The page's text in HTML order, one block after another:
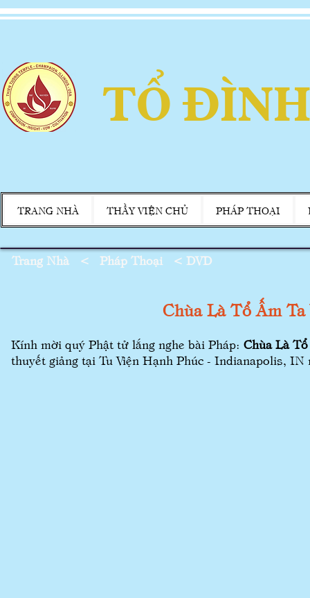
TỔ
TRANG NHÀ THẦY VIỆN CHỦ PHÁP THOẠI
Trang Nhà < Pháp Thoại < DVD
Chùa Là Tổ Ấm
Kính mời quý Phật tử lắng nghe bài Pháp: Chùa Là
thuyết giảng tại Tu Viện Hạnh Phúc - Indianapolis,